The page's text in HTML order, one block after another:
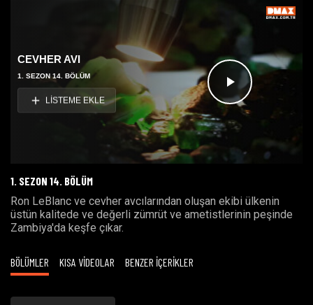
Videoyu
Oynat
CEVHER AVI
1. SEZON 14. BÖLÜM
LİSTEME EKLE
1. SEZON 14. BÖLÜM
Ron LeBlanc ve cevher avcılarından oluşan ekibi ülkenin
üstün kalitede ve değerli zümrüt ve ametistlerinin peşinde
Zambiya'da keşfe çıkar.
BÖLÜMLER KISA VİDEOLAR BENZER İÇERİKLER